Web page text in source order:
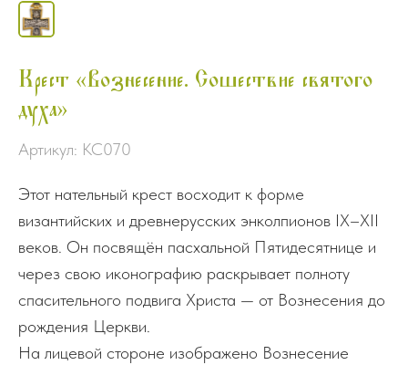
Крест «Вознесение. Сошествие святого
духа»
Артикул: КС070
Этот нательный крест восходит к форме
византийских и древнерусских энколпионов IX–XII
веков. Он посвящён пасхальной Пятидесятнице и
через свою иконографию раскрывает полноту
спасительного подвига Христа — от Вознесения до
рождения Церкви.
На лицевой стороне изображено Вознесение